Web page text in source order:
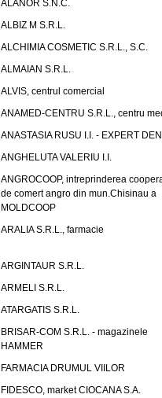
ALANOR S.N.C.
ALBIZ M S.R.L.
ALCHIMIA COSMETIC S.R.L., S.C.
ALMAIAN S.R.L.
ALVIS, centrul comercial
ANAMED-CENTRU S.R.L., centru
ANASTASIA RUSU I.I. - EXPERT
ANGHELUTA VALERIU I.I.
ANGROCOOP, intreprinderea
de comert angro din mun.Chisinau a
MOLDCOOP
ARALIA S.R.L., farmacie
ARGINTAUR S.R.L.
ARMELI S.R.L.
ATARGATIS S.R.L.
BRISAR-COM S.R.L. - magazinele
HAMMER
FARMACIA DRUMUL VIILOR
FIDESCO, market CIOCANA S.A.